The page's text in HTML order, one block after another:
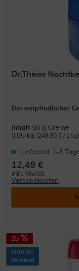
Dr.Theiss
Bei empfindlicher
Inhalt 50 g Creme
0.05 kg (249,80 € / 1 kg)
Lieferzeit 1-3 Tage
12,49 €
inkl. MwSt.
Versandkosten
15
GRATIS
Versand